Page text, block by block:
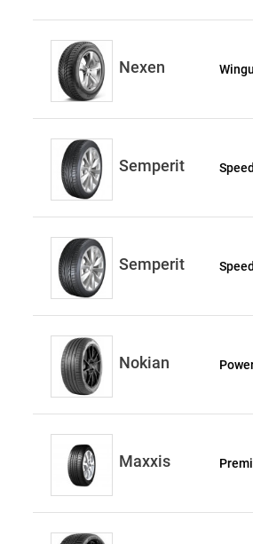
Nexen
Semperit
Semperit
Nokian
Maxxis